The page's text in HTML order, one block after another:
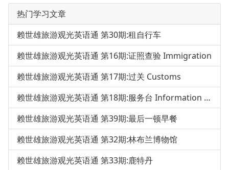
热门学习文章
赖世雄旅游观光英语通 第30期:租自行车
赖世雄旅游观光英语通 第16期:证照查验 Immigration
赖世雄旅游观光英语通 第17期:过关 Customs
赖世雄旅游观光英语通 第18期:服务台 Information Desk
赖世雄旅游观光英语通 第39期:最后一顿早餐
赖世雄旅游观光英语通 第32期:林布兰博物馆
赖世雄旅游观光英语通 第33期:鹿特丹